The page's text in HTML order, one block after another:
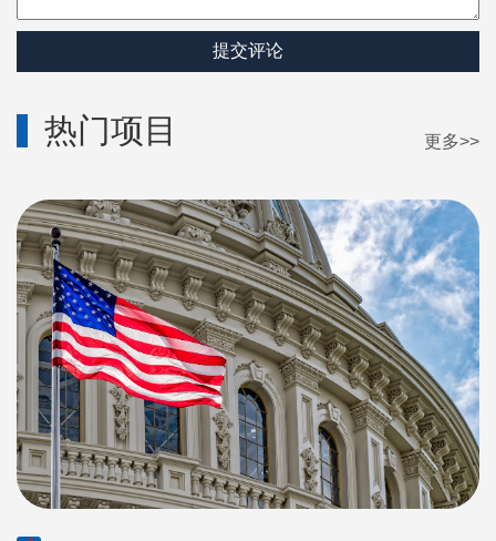
提交评论
热门项目 更多>>